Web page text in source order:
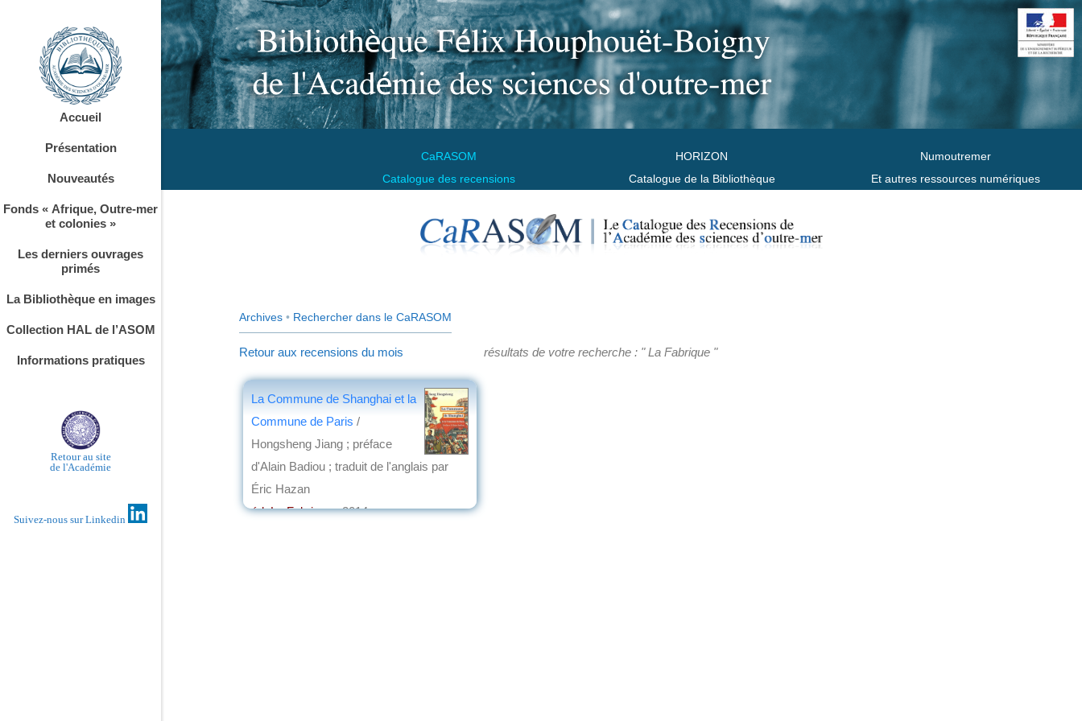
CaRASOM
Catalogue des recensions
HORIZON
Catalogue de la Bibliothèque
Numoutremer
Et autres ressources numériques
Accueil
Présentation
Nouveautés
Fonds « Afrique, Outre-mer
et colonies »
Les derniers ouvrages
primés
La Bibliothèque en images
Collection HAL de l’ASOM
Informations pratiques
Retour au site
de l'Académie
Suivez-nous sur Linkedin
Archives • Rechercher dans le CaRASOM
Retour aux recensions du mois résultats de votre recherche : " La Fabrique "
La Commune de Shanghai et la
Commune de Paris /
Hongsheng Jiang ; préface
d'Alain Badiou ; traduit de l'anglais par
Éric Hazan
éd. La Fabrique, 2014